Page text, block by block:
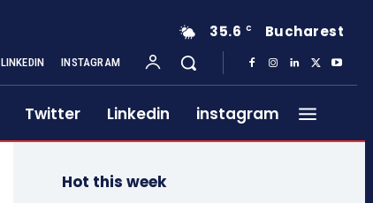
35.6 C Bucharest
LINKEDIN INSTAGRAM
Twitter Linkedin instagram
Hot this week